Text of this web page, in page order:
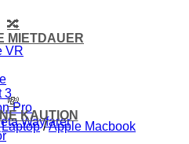
VR
3
Pro
Wayfarer
🔀
MIETDAUER
💸
KAUTION
Laptop /Apple Macbook